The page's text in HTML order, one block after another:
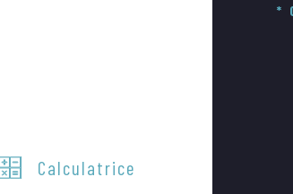
Calculatrice
*